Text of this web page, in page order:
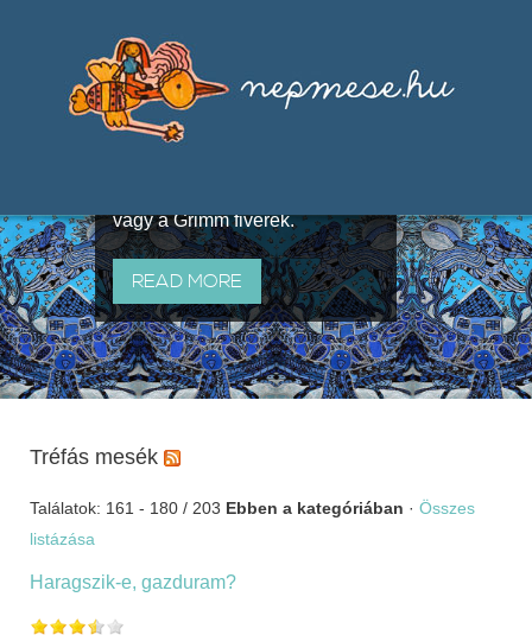
útján terjedő elbeszélésekből,
melyeket olyan ismert gyűjtők
állítottak össze, mint Benedek
vagy a Grimm fivérek.
READ MORE
Tréfás mesék
Találatok: 161 - 180 / 203 Ebben a kategóriában · Összes
listázása
Haragszik-e, gazduram?